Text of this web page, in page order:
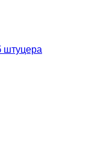
штуцера